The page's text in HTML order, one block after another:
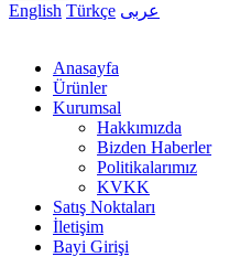
English Türkçe عربى
Anasayfa
Ürünler
Kurumsal
Hakkımızda
Bizden Haberler
Politikalarımız
KVKK
Satış Noktaları
İletişim
Bayi Girişi